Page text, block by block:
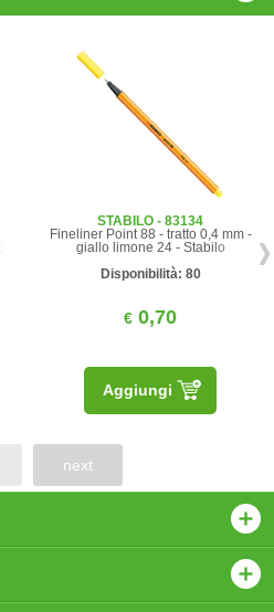
STABILO - 83134
Fineliner Point 88 - tratto 0,4 mm -
giallo limone 24 - Stabilo
Disponibilità: 80
€ 0,70
Aggiungi
next